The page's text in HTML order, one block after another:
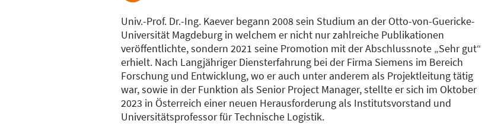
Univ.-Prof. Dr.-Ing. Kaever begann 2008 sein Studium an der Otto-von-Guericke-
Universität Magdeburg in welchem er nicht nur zahlreiche Publikationen
veröffentlichte, sondern 2021 seine Promotion mit der Abschlussnote „Sehr gut“
erhielt. Nach Langjähriger Diensterfahrung bei der Firma Siemens im Bereich
Forschung und Entwicklung, wo er auch unter anderem als Projektleitung tätig
war, sowie in der Funktion als Senior Project Manager, stellte er sich im Oktober
2023 in Österreich einer neuen Herausforderung als Institutsvorstand und
Universitätsprofessor für Technische Logistik.